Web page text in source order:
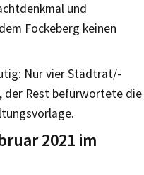
und
Fockeberg keinen
Nur vier Städträt/-
der Rest befürwortete die
2021 im